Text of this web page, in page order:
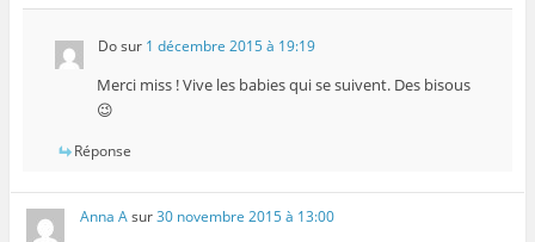
Dosur 1 décembre 2015 à 19:19
Merci miss ! Vive les babies qui se suivent. Des bisous
😉
Réponse
Anna Asur30 novembre 2015 à 13:00